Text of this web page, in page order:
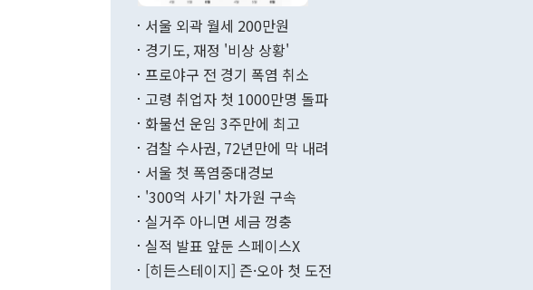
무너졌다고도 했다. 또 "현 시점에
함께 4자 대화의 동력을 확보하기
"우리의 선의대로 하는 게 과연 한
며 월간 기준 처음으로 1000억달
196.9% 급증했고 컴퓨터·주변기
수출은 160.4% 늘었으며 비IT
기록했지만 지식재산권사용료수
로 전환됐다. 본원소득수지는 배
서울 외곽 월세 200만원
경기도, 재정 '비상 상황'
프로야구 전 경기 폭염 취소
고령 취업자 첫 1000만명 돌파
화물선 운임 3주만에 최고
검찰 수사권, 72년만에 막 내려
서울 첫 폭염중대경보
'300억 사기' 차가원 구속
실거주 아니면 세금 껑충
실적 발표 앞둔 스페이스X
[히든스테이지] 즌·오아 첫 도전